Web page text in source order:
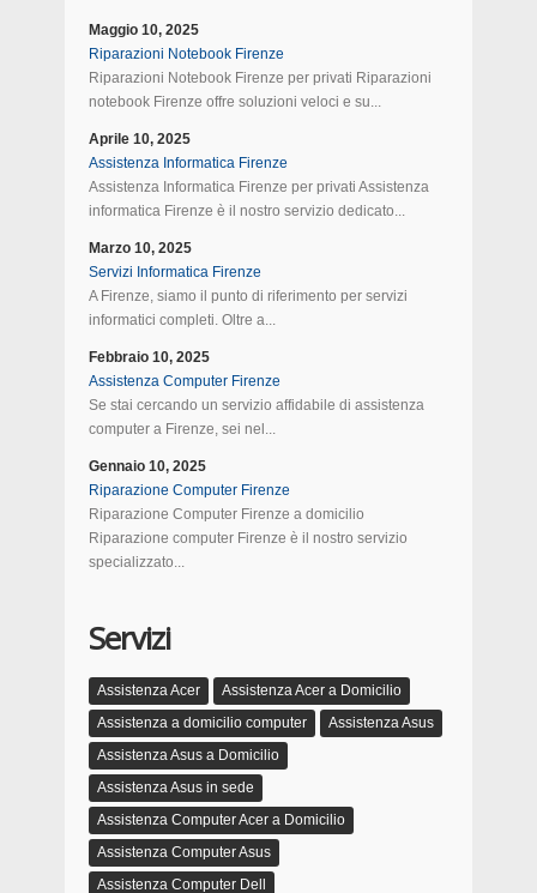
Maggio 10, 2025
Riparazioni Notebook Firenze
Riparazioni Notebook Firenze per privati Riparazioni
notebook Firenze offre soluzioni veloci e su...
Aprile 10, 2025
Assistenza Informatica Firenze
Assistenza Informatica Firenze per privati Assistenza
informatica Firenze è il nostro servizio dedicato...
Marzo 10, 2025
Servizi Informatica Firenze
A Firenze, siamo il punto di riferimento per servizi
informatici completi. Oltre a...
Febbraio 10, 2025
Assistenza Computer Firenze
Se stai cercando un servizio affidabile di assistenza
computer a Firenze, sei nel...
Gennaio 10, 2025
Riparazione Computer Firenze
Riparazione Computer Firenze a domicilio
Riparazione computer Firenze è il nostro servizio
specializzato...
Servizi
Assistenza Acer
Assistenza Acer a Domicilio
Assistenza a domicilio computer
Assistenza Asus
Assistenza Asus a Domicilio
Assistenza Asus in sede
Assistenza Computer Acer a Domicilio
Assistenza Computer Asus
Assistenza Computer Dell